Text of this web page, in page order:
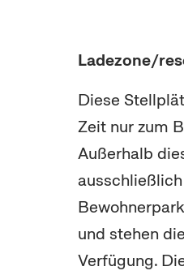
Ladezone/
Diese
Zeit nur zum
Außerhalb
und stehen
Verfügung.